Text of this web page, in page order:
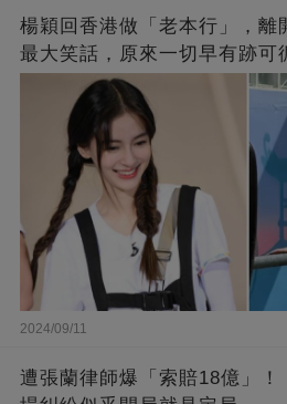
楊穎回香港做「老本行」，離
最大笑話，原來一切早有跡可
2024/09/11
遭張蘭律師爆「索賠18億」